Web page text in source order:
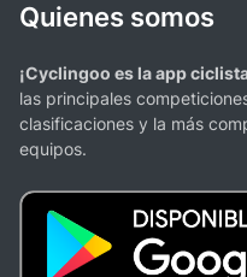
Quienes somos
¡Cyclingoo es la app
las principales
clasificaciones y la más
equipos.